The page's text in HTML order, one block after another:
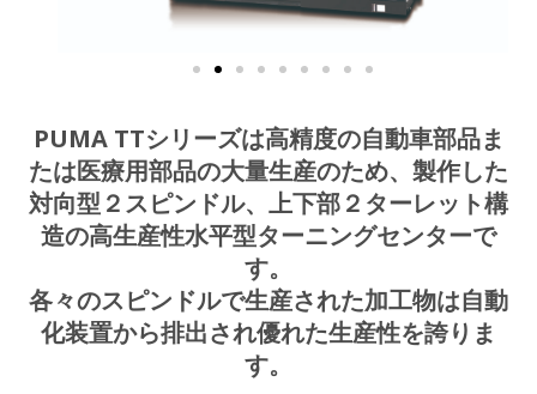
PUMA TTシリーズは高精度の自動車部品ま
たは医療用部品の大量生産のため、製作した
対向型２スピンドル、上下部２ターレット構
造の高生産性水平型ターニングセンターで
す。
各々のスピンドルで生産された加工物は自動
化装置から排出され優れた生産性を誇りま
す。